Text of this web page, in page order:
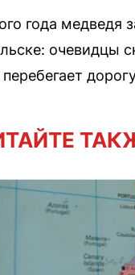
года медведя
очевидцы